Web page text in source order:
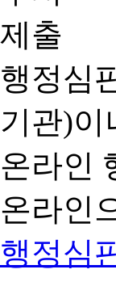
행정심
기관)이
온라인
온라인
행정심